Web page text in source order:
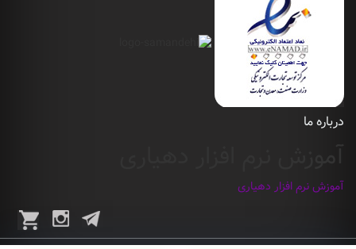
درباره ما
آموزش نرم افزار دهیاری